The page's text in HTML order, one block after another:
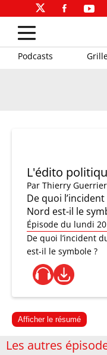
Podcasts
L'édito
Par Thierry Guerrier
De quoi
Nord est-il le
Épisode du lundi
De quoi l’incident
est-il le symbole ?
Afficher le résumé
Les autres